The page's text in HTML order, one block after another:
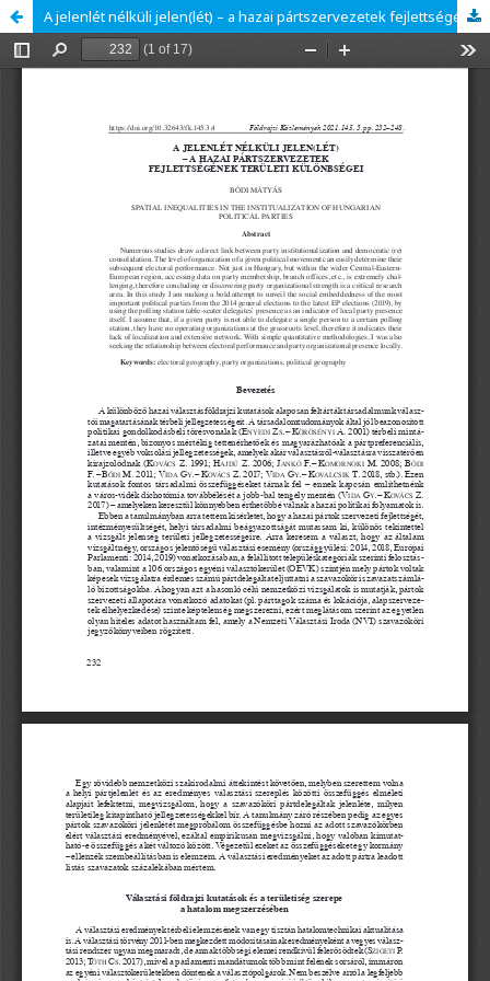
A jelenlét nélküli jelen(lét) – a hazai pártszervezetek fejlettségének területi különbségei